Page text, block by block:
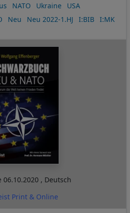
NATO Ukraine
USA
Neu Neu 2022-1.HJ I:BIB I:MK
06.10.2020 , Deutsch
Print & Online